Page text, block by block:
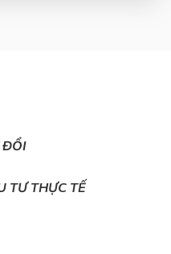
ĐỔI
TƯ THỰC TẾ